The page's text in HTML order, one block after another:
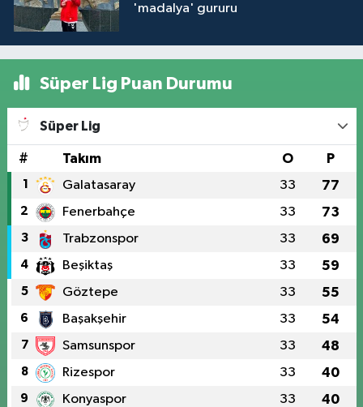
'madalya' gururu
Süper Lig Puan Durumu
Süper Lig
# Takım O P
1 Galatasaray 33 77
2 Fenerbahçe 33 73
3 Trabzonspor 33 69
4 Beşiktaş 33 59
5 Göztepe 33 55
6 Başakşehir 33 54
7 Samsunspor 33 48
8 Rizespor 33 40
9 Konyaspor 33 40